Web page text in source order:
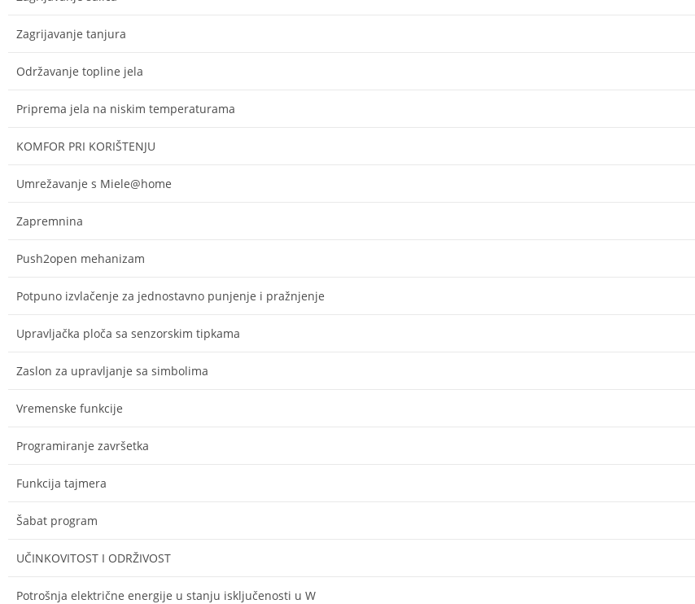
Zagrijavanje tanjura
Održavanje topline jela
Priprema jela na niskim temperaturama
KOMFOR PRI KORIŠTENJU
Umrežavanje s Miele@home
Zapremnina
Push2open mehanizam
Potpuno izvlačenje za jednostavno punjenje i pražnjenje
Upravljačka ploča sa senzorskim tipkama
Zaslon za upravljanje sa simbolima
Vremenske funkcije
Programiranje završetka
Funkcija tajmera
Šabat program
UČINKOVITOST I ODRŽIVOST
Potrošnja električne energije u stanju isključenosti u W